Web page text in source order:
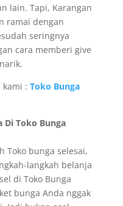
lain. Tapi, Karangan
ramai dengan
seringnya
cara memberi give
kami : Toko Bunga
Di Toko Bunga
Toko bunga selesai,
langkah belanja
di Toko Bunga
bunga Anda nggak